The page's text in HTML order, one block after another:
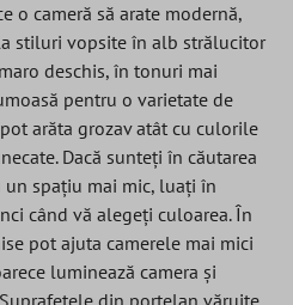
o cameră să arate modernă,
stiluri vopsite în alb strălucitor
deschis, în tonuri mai
pentru o varietate de
arăta grozav atât cu culorile
Dacă sunteți în căutarea
spațiu mai mic, luați în
când vă alegeți culoarea. În
pot ajuta camerele mai mici
luminează camera și
din porțelan văruite